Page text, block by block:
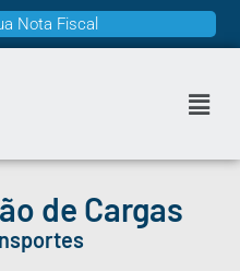
Nota Fiscal
de Cargas